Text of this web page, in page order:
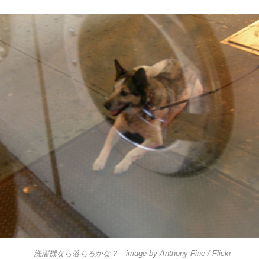
洗濯機なら落ちるかな？ image byAnthony Fine / Flickr